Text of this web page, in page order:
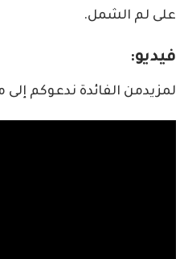
على لم الشمل.
فيديو:
لمزيدمن الفائدة ندعوكم إلى